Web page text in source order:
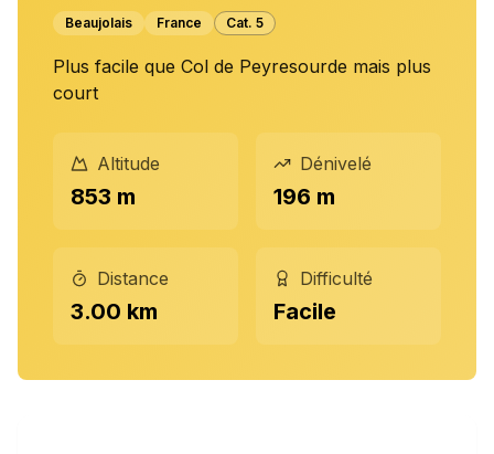
Beaujolais France Cat. 5
Plus facile que Col de Peyresourde mais plus
court
Altitude
853 m
Dénivelé
196 m
Distance
3.00 km
Difficulté
Facile